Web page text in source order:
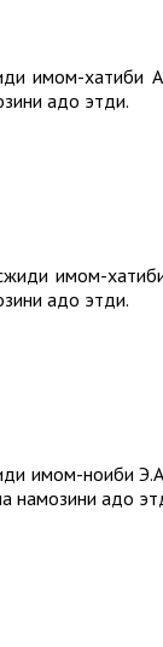
имом-хатиби
адо этди.
имом-
адо этди.
имом-ноиби
намозини адо